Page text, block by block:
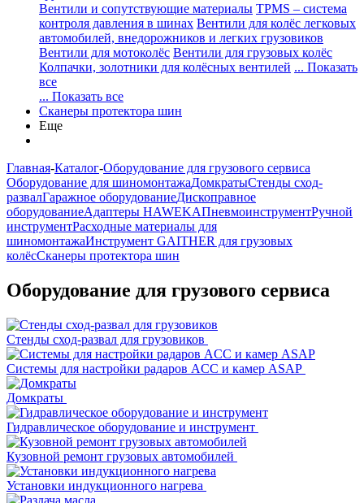
Вентили и сопутствующие материалы TPMS – система
контроля давления в шинах Вентили для колёс легковых
автомобилей, внедорожников и легких грузовиков
Вентили для мотоколёс Вентили для грузовых колёс
Колпачки, золотники для колёсных вентилей ... Показать
все
... Показать все
Сканеры протектора шин
Еще
Главная-Каталог-Оборудование для грузового сервиса
Оборудование для шиномонтажаДомкратыСтенды сход-
развалГаражное оборудованиеДископравное
оборудованиеАдаптеры HAWEKAПневмоинструментРучной
инструментРасходные материалы для
шиномонтажаИнструмент GAITHER для грузовых
колёсСканеры протектора шин
Оборудование для грузового сервиса
Стенды сход-развал для грузовиков
Системы для настройки радаров ACC и камер ASAP
Домкраты
Гидравлическое оборудование и инструмент
Кузовной ремонт грузовых автомобилей
Установки индукционного нагрева